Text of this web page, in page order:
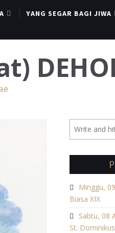
YANG SEGAR BAGI JIWA
Minggu,
Biasa XIX
Sabtu, 08
St.